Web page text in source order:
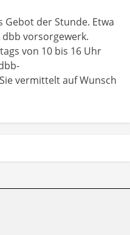
der Stunde. Etwa
vorsorgewerk.
von 10 bis 16 Uhr
vermittelt auf Wunsch